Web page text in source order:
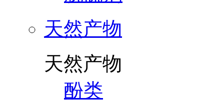
天然产物
天然产物
酚类